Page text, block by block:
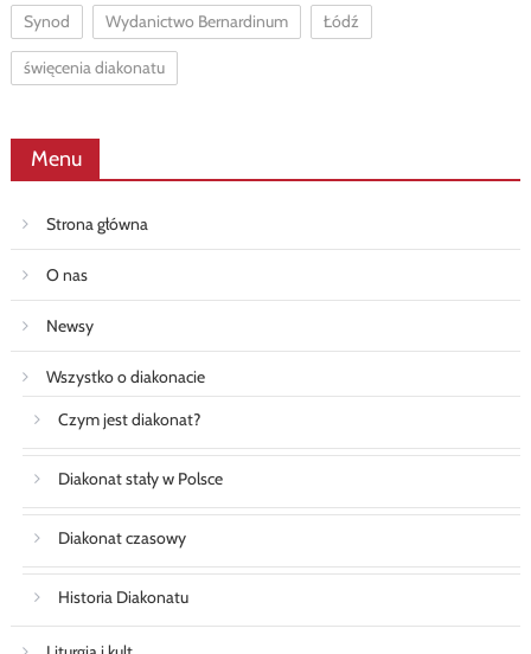
Synod Wydanictwo Bernardinum Łódź
święcenia diakonatu
Menu
Strona główna
O nas
Newsy
Wszystko o diakonacie
Czym jest diakonat?
Diakonat stały w Polsce
Diakonat czasowy
Historia Diakonatu